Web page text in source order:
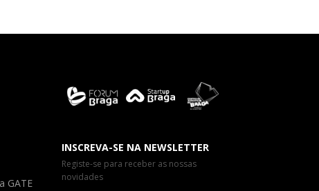
GATE
INSCREVA-SE NA NEWSLETTER
Registe-se para receber as nossas
novidades